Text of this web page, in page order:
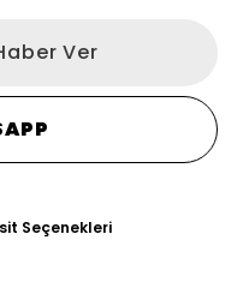
Ver
Seçenekleri